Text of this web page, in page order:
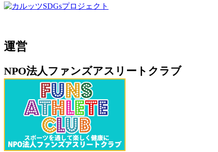
運営
NPO法人ファンズアスリートクラブ